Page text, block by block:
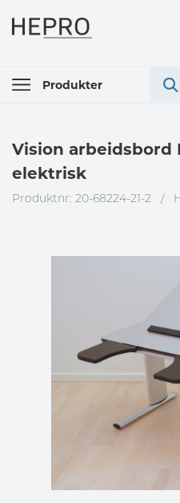
Produkter
Vision arbeidsbord
elektrisk
Produktnr: 20-68224-21-2 /